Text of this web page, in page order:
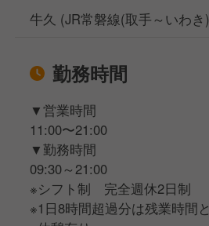
牛久 (JR常磐線(取手～いわき
勤務時間
▼営業時間
11:00〜21:00
▼勤務時間
09:30～21:00
※シフト制 完全週休2日制
※1日8時間超過分は残業時間